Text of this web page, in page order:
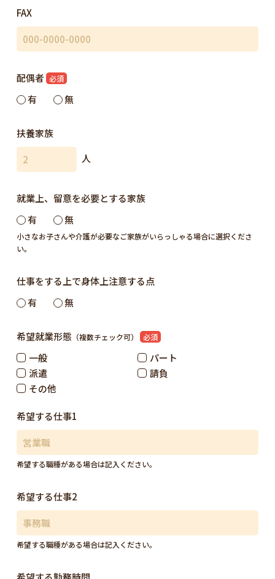
FAX
配偶者 必須
有 無
扶養家族
人
就業上、留意を必要とする家族
有
無
小さなお子さんや介護が必要なご家族がいらっしゃる場合に選択くださ
い。
仕事をする上で身体上注意する点
有
無
希望就業形態 （複数チェック可） 必須
一般
パート
派遣
請負
その他
希望する仕事1
希望する職種がある場合は記入ください。
希望する仕事2
希望する職種がある場合は記入ください。